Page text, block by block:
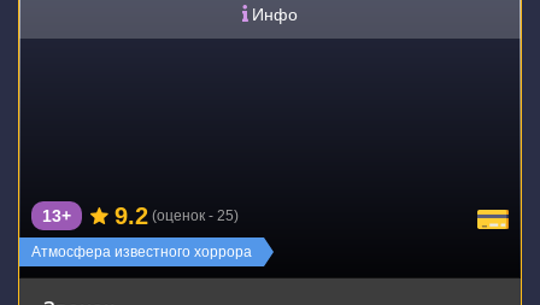
Инфо
Атмосфера известного хоррора
13+ 9.2 (оценок - 25)